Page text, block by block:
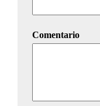
Comentario